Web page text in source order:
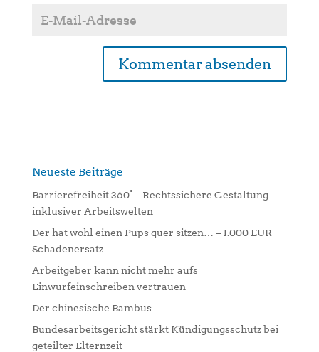
n
v
e
:
Neueste Beiträge
Barrierefreiheit 360° – Rechtssichere Gestaltung
inklusiver Arbeitswelten
Der hat wohl einen Pups quer sitzen… – 1.000 EUR
Schadenersatz
Arbeitgeber kann nicht mehr aufs
Einwurfeinschreiben vertrauen
Der chinesische Bambus
Bundesarbeitsgericht stärkt Kündigungsschutz bei
geteilter Elternzeit